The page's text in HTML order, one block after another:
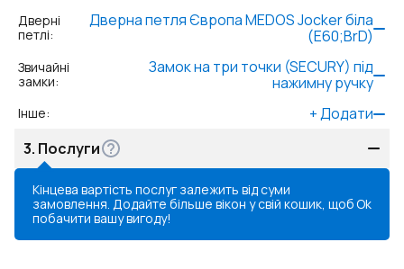
Дверні
петлі:
Дверна петля Європа MEDOS Jocker біла
(E60;BrD)
Звичайні
замки:
Замок на три точки (SECURY) під
нажимну ручку
Інше: +Додати
3. Послуги
Кінцева вартість послуг залежить від суми
замовлення. Додайте більше вікон у свій кошик, щоб
побачити вашу вигоду!
Ok